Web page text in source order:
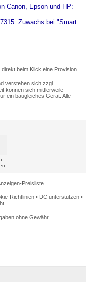
Canon, Epson und HP:
Zuwachs bei "Smart
beim Klick eine Provision
verstehen sich zzgl.
können sich mittlerweile
ein baugleiches Gerät. Alle
Preisliste
Richtlinien• DC unterstützen•
ohne Gewähr.